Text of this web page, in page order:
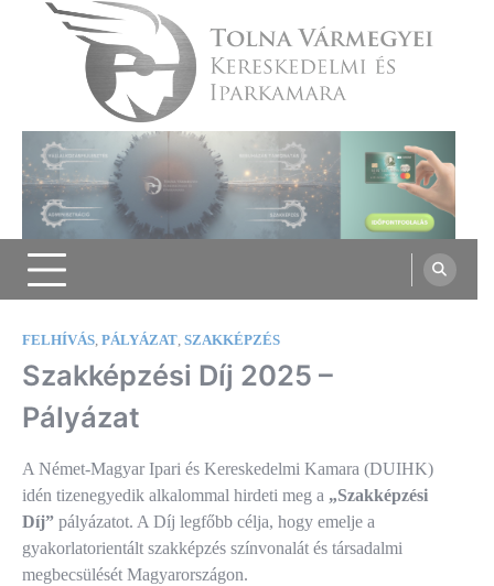
Tolna Vármegyei Kereskedelmi és
Iparkamara
FELHÍVÁS, PÁLYÁZAT, SZAKKÉPZÉS
Szakképzési Díj 2025 –
Pályázat
A Német-Magyar Ipari és Kereskedelmi Kamara (DUIHK)
idén tizenegyedik alkalommal hirdeti meg a „Szakképzési
Díj” pályázatot. A Díj legfőbb célja, hogy emelje a
gyakorlatorientált szakképzés színvonalát és társadalmi
megbecsülését Magyarországon.